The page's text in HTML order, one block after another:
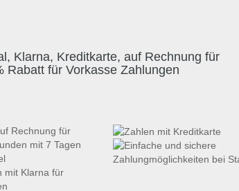
Klarna, Kreditkarte, auf Rechnung für
Rabatt für Vorkasse Zahlungen